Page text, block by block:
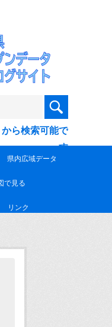
ら検索可能で
す
県内広域データ
で見る
リンク